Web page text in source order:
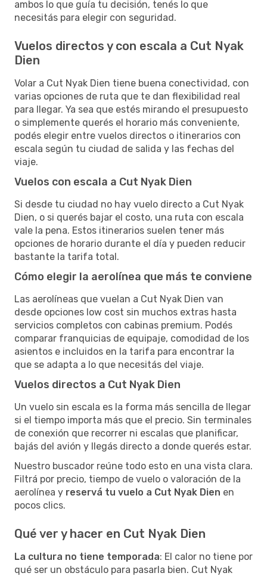
ambos lo que guía tu decisión, tenés lo que
necesitás para elegir con seguridad.
Vuelos directos y con escala a Cut Nyak
Dien
Volar a Cut Nyak Dien tiene buena conectividad, con
varias opciones de ruta que te dan flexibilidad real
para llegar. Ya sea que estés mirando el presupuesto
o simplemente querés el horario más conveniente,
podés elegir entre vuelos directos o itinerarios con
escala según tu ciudad de salida y las fechas del
viaje.
Vuelos con escala a Cut Nyak Dien
Si desde tu ciudad no hay vuelo directo a Cut Nyak
Dien, o si querés bajar el costo, una ruta con escala
vale la pena. Estos itinerarios suelen tener más
opciones de horario durante el día y pueden reducir
bastante la tarifa total.
Cómo elegir la aerolínea que más te conviene
Las aerolíneas que vuelan a Cut Nyak Dien van
desde opciones low cost sin muchos extras hasta
servicios completos con cabinas premium. Podés
comparar franquicias de equipaje, comodidad de los
asientos e incluidos en la tarifa para encontrar la
que se adapta a lo que necesitás del viaje.
Vuelos directos a Cut Nyak Dien
Un vuelo sin escala es la forma más sencilla de llegar
si el tiempo importa más que el precio. Sin terminales
de conexión que recorrer ni escalas que planificar,
bajás del avión y llegás directo a donde querés estar.
Nuestro buscador reúne todo esto en una vista clara.
Filtrá por precio, tiempo de vuelo o valoración de la
aerolínea y reservá tu vuelo a Cut Nyak Dien en
pocos clics.
Qué ver y hacer en Cut Nyak Dien
La cultura no tiene temporada: El calor no tiene por
qué ser un obstáculo para pasarla bien. Cut Nyak